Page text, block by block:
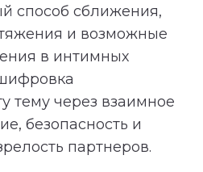
способ сближения,
и возможные
в интимных
тему через взаимное
безопасность и
партнеров.